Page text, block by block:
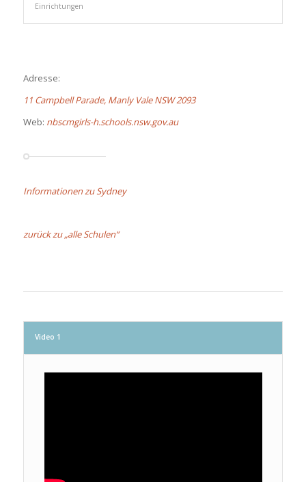
Einrichtungen
Adresse:
11 Campbell Parade, Manly Vale NSW 2093
Web: nbscmgirls-h.schools.nsw.gov.au
Informationen zu Sydney
zurück zu „alle Schulen“
Video 1